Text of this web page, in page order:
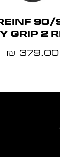
REINF
GRIP 2
379.00
₪